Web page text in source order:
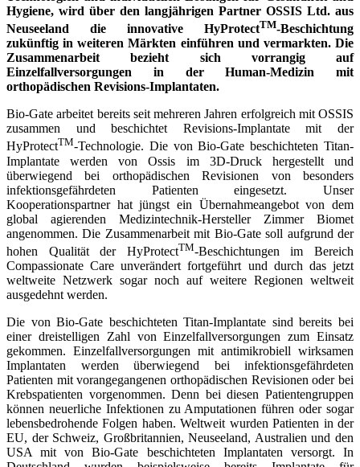
Hygiene, wird über den langjährigen Partner OSSIS Ltd. aus
Neuseeland die innovative HyProtectTM-Beschichtung
zukünftig in weiteren Märkten einführen und vermarkten. Die
Zusammenarbeit bezieht sich vorrangig auf
Einzelfallversorgungen in der Human-Medizin mit
orthopädischen Revisions-Implantaten.
Bio-Gate arbeitet bereits seit mehreren Jahren erfolgreich mit OSSIS
zusammen und beschichtet Revisions-Implantate mit der
HyProtectTM-Technologie. Die von Bio-Gate beschichteten Titan-
Implantate werden von Ossis im 3D-Druck hergestellt und
überwiegend bei orthopädischen Revisionen von besonders
infektionsgefährdeten Patienten eingesetzt. Unser
Kooperationspartner hat jüngst ein Übernahmeangebot von dem
global agierenden Medizintechnik-Hersteller Zimmer Biomet
angenommen. Die Zusammenarbeit mit Bio-Gate soll aufgrund der
hohen Qualität der HyProtectTM-Beschichtungen im Bereich
Compassionate Care unverändert fortgeführt und durch das jetzt
weltweite Netzwerk sogar noch auf weitere Regionen weltweit
ausgedehnt werden.
Die von Bio-Gate beschichteten Titan-Implantate sind bereits bei
einer dreistelligen Zahl von Einzelfallversorgungen zum Einsatz
gekommen. Einzelfallversorgungen mit antimikrobiell wirksamen
Implantaten werden überwiegend bei infektionsgefährdeten
Patienten mit vorangegangenen orthopädischen Revisionen oder bei
Krebspatienten vorgenommen. Denn bei diesen Patientengruppen
können neuerliche Infektionen zu Amputationen führen oder sogar
lebensbedrohende Folgen haben. Weltweit wurden Patienten in der
EU, der Schweiz, Großbritannien, Neuseeland, Australien und den
USA mit von Bio-Gate beschichteten Implantaten versorgt. In